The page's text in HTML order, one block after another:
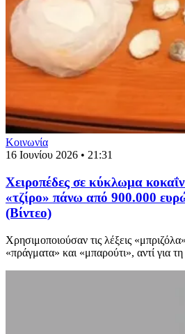
Κοινωνία
16 Ιουνίου 2026 • 21:31
Χειροπέδες σε κύκλωμα
«τζίρο» πάνω από 900.000
(Βίντεο)
Xρησιμοποιούσαν τις λέξεις
«πράγματα» και «μπαρούτι», αντί για